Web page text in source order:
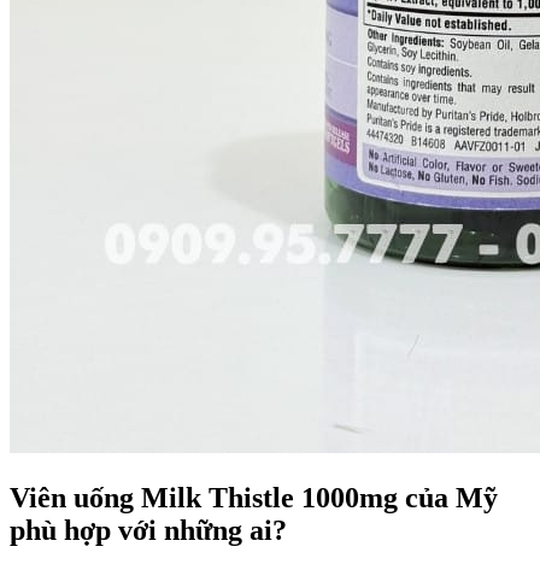
Viên uống Milk Thistle 1000mg của Mỹ
phù hợp với những ai?